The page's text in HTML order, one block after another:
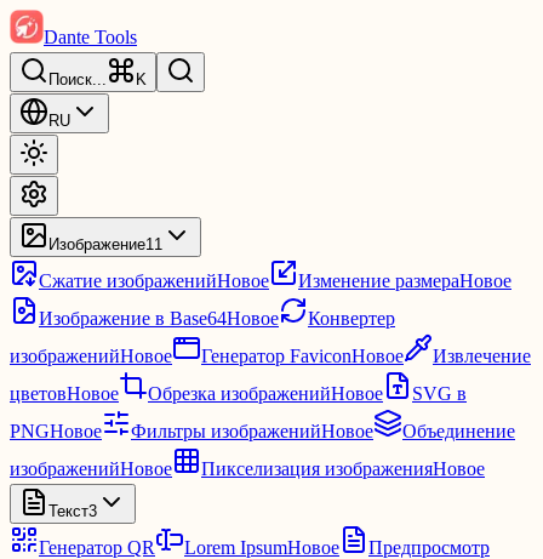
Dante Tools
Поиск... K
RU
Изображение11
Сжатие изображенийНовое Изменение размераНовое
Изображение в Base64Новое
Конвертер
изображенийНовое Генератор FaviconНовое
Извлечение
цветовНовое Обрезка изображенийНовое
SVG в
PNGНовое Фильтры изображенийНовое
Объединение
изображенийНовое Пикселизация изображенияНовое
Текст3
Генератор QR Lorem IpsumНовое
Предпросмотр